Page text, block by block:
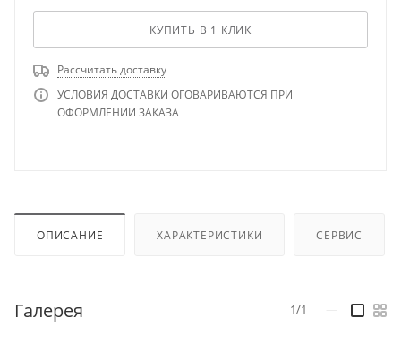
КУПИТЬ В 1 КЛИК
Рассчитать доставку
УСЛОВИЯ ДОСТАВКИ ОГОВАРИВАЮТСЯ ПРИ
ОФОРМЛЕНИИ ЗАКАЗА
ОПИСАНИЕ ХАРАКТЕРИСТИКИ СЕРВИС
Галерея 1/1